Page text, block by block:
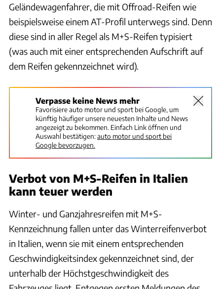
Geländewagenfahrer, die mit Offroad-Reifen wie
beispielsweise einem AT-Profil unterwegs sind. Denn
diese sind in aller Regel als M+S-Reifen typisiert
(was auch mit einer entsprechenden Aufschrift auf
dem Reifen gekennzeichnet wird).
Verpasse keine News mehr
Favorisiere auto motor und sport bei Google, um
künftig häufiger unsere neuesten Inhalte und News
angezeigt zu bekommen. Einfach Link öffnen und
Auswahl bestätigen:auto motor und sport bei
Google bevorzugen.
Verbot von M+S-Reifen in Italien
kann teuer werden
Winter- und Ganzjahresreifen mit M+S-
Kennzeichnung fallen unter das Winterreifenverbot
in Italien, wenn sie mit einem entsprechenden
Geschwindigkeitsindex gekennzeichnet sind, der
unterhalb der Höchstgeschwindigkeit des